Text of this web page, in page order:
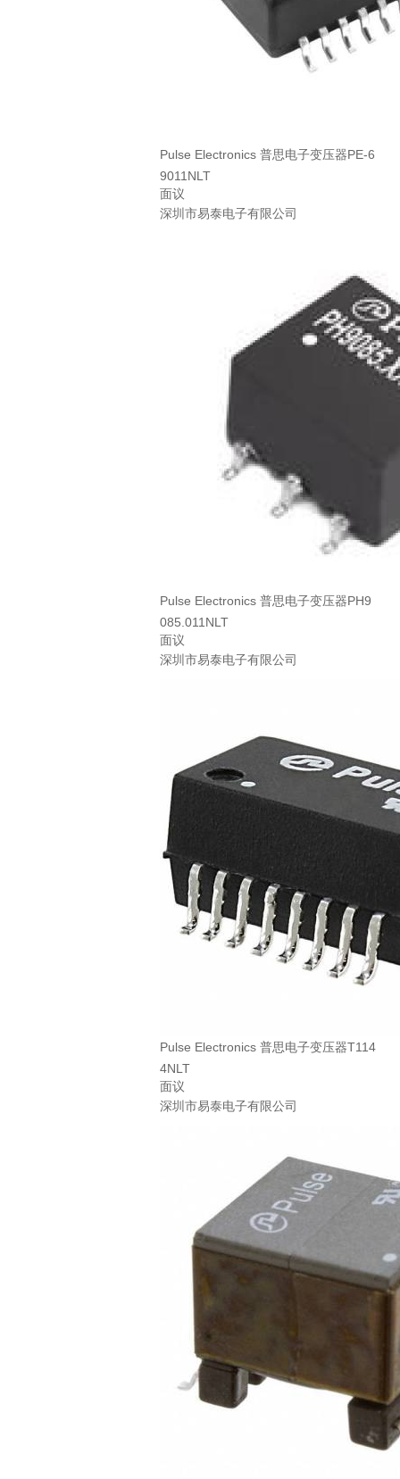
Pulse Electronics 普思电子变压器PE-6
9011NLT
面议
深圳市易泰电子有限公司
Pulse Electronics 普思电子变压器PH9
085.011NLT
面议
深圳市易泰电子有限公司
Pulse Electronics 普思电子变压器T114
4NLT
面议
深圳市易泰电子有限公司